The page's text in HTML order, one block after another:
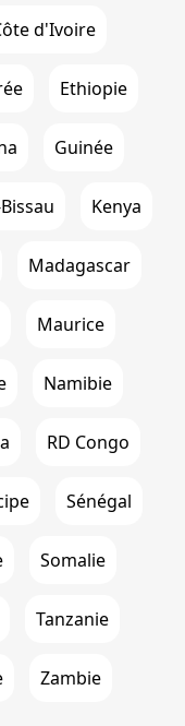
d'Ivoire
Ethiopie
Guinée
Kenya
Madagascar
Maurice
Namibie
RD Congo
Sénégal
Somalie
Tanzanie
Zambie